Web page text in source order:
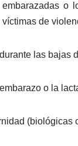
embarazadas o
de
las bajas
o la
(biológicas